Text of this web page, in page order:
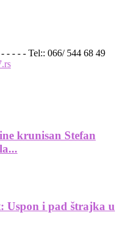
- - - - Tel:: 066/ 544 68 49
krunisan Stefan
Uspon i pad štrajka u